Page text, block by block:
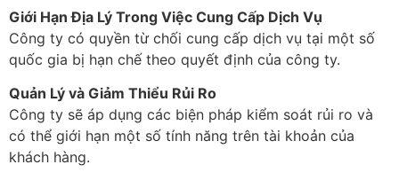
Giới Hạn Địa Lý Trong Việc Cung Cấp Dịch Vụ
Công ty có quyền từ chối cung cấp dịch vụ tại một số
quốc gia bị hạn chế theo quyết định của công ty.
Quản Lý và Giảm Thiểu Rủi Ro
Công ty sẽ áp dụng các biện pháp kiểm soát rủi ro và
có thể giới hạn một số tính năng trên tài khoản của
khách hàng.